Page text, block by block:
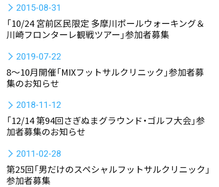
2015-08-31
「10/24 宮前区民限定 多摩川ポールウォーキング＆
川崎フロンターレ観戦ツアー」参加者募集
2019-07-22
8～10月開催「MIXフットサルクリニック」参加者募
集のお知らせ
2018-11-12
「12/14 第94回さぎぬまグラウンド・ゴルフ大会」参
加者募集のお知らせ
2011-02-28
第25回「男だけのスペシャルフットサルクリニック」
参加者募集